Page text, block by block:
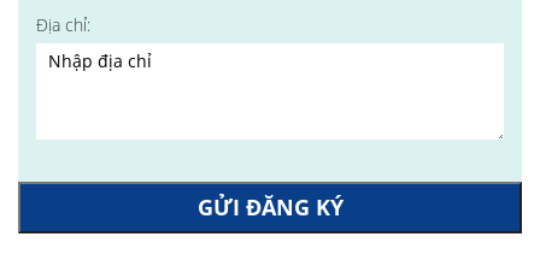
Địa chỉ:
GỬI ĐĂNG KÝ